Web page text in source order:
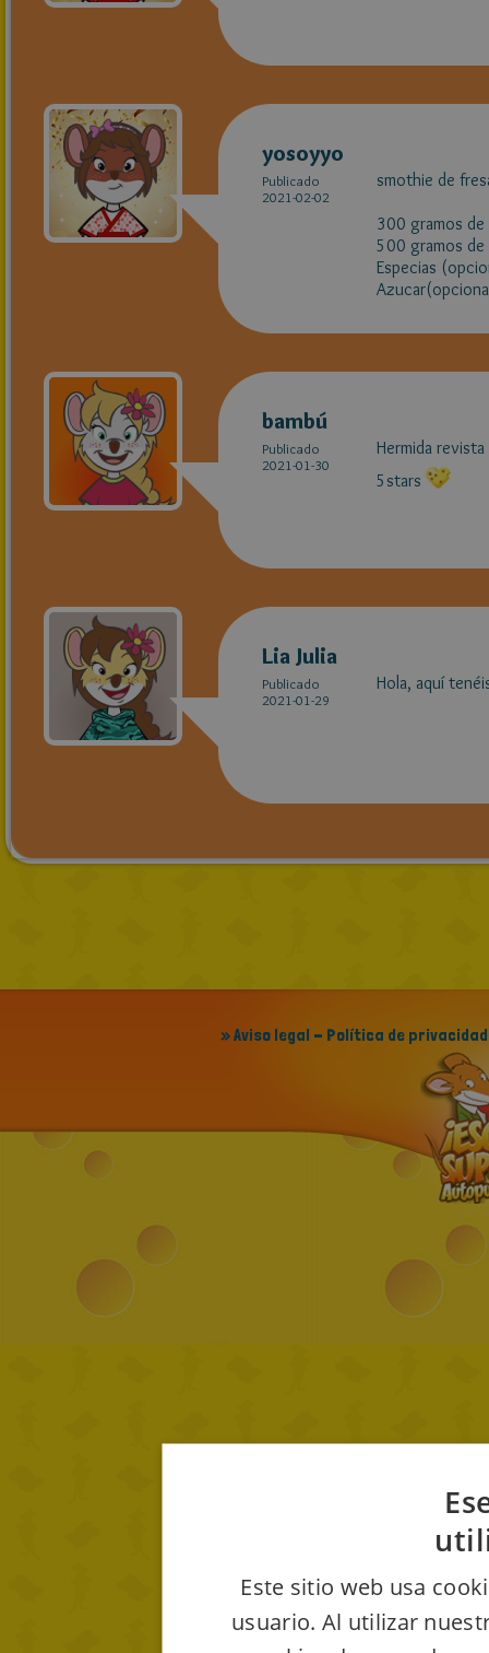
yosoyyo
Publicado
2021-02-02
smothie de
300 gramos
500 gramos
Especias
bambú
Publicado
2021-01-30
Hermida revista
5stars
Lia Julia
Publicado
2021-01-29
Hola, aquí
» Aviso legal - Política de privacidad
Este sitio web usa
usuario. Al utilizar